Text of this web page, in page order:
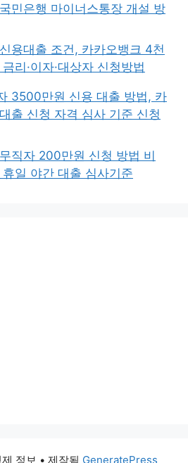
민은행 마이너스통장 개설 방
용대출 조건, 카카오뱅크 4천
리·이자·대상자 신청방법
3500만원 신용 대출 방법, 카
출 신청 자격 심사 기준 신청
직자 200만원 신청 방법 비
일 야간 대출 심사기준
정보 • 제작됨 GeneratePress